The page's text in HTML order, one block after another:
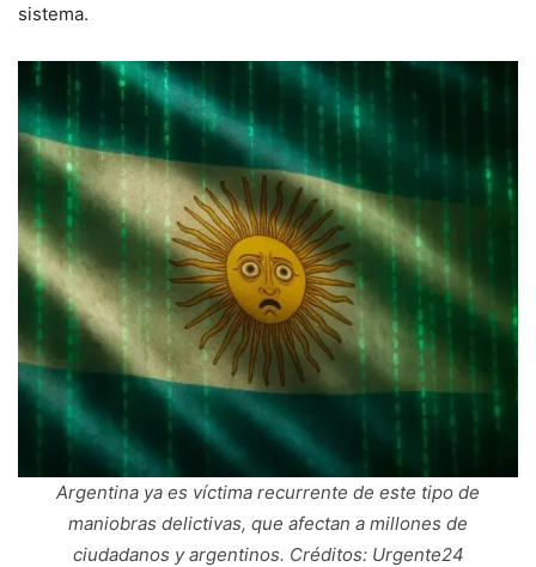
sistema.
Argentina ya es víctima recurrente de este tipo de
maniobras delictivas, que afectan a millones de
ciudadanos y argentinos. Créditos: Urgente24